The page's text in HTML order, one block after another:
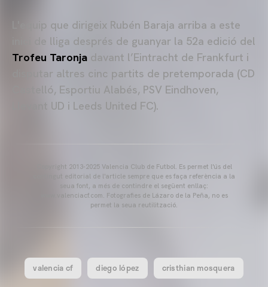
L'equip que dirigeix Rubén Baraja arriba a este
inici de lliga després de guanyar la 52a edició del
Trofeu Taronja davant l’Eintracht de Frankfurt i
disputar altres cinc partits de pretemporada (CD
Castelló, Esportiu Alabés, PSV Eindhoven,
Llevant UD i Leeds United FC).
Copyright 2013-2025 Valencia Club de Futbol. Es permet l'ús del
contingut editorial de l'article sempre que es faça referència a la
seua font, a més de contindre el següent enllaç:
www.valenciacf.com. Fotografies de Lázaro de la Peña, no es
permet la seua reutilització.
valencia cf diego lópez cristhian mosquera